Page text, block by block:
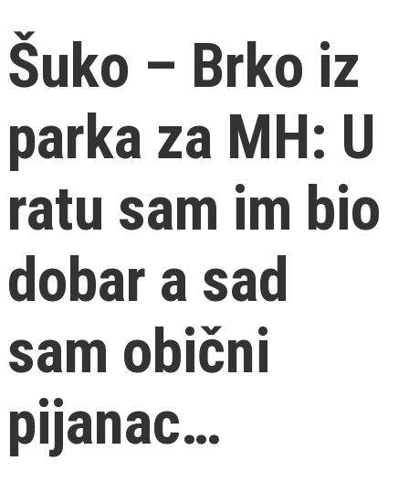
Šuko – Brko iz
parka za MH: U
ratu sam im bio
dobar a sad
sam obični
pijanac…